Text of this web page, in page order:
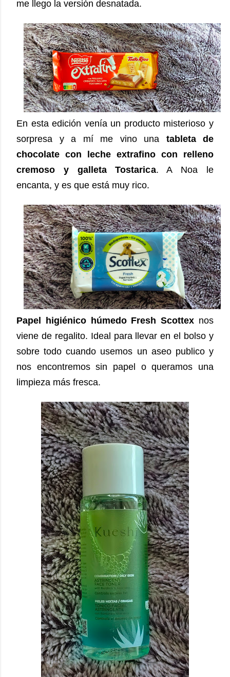
me llego la versión desnatada.
En esta edición venía un producto misterioso y
sorpresa y a mí me vino una tableta de
chocolate con leche extrafino con relleno
cremoso y galleta Tostarica. A Noa le
encanta, y es que está muy rico.
Papel higiénico húmedo Fresh Scottex nos
viene de regalito. Ideal para llevar en el bolso y
sobre todo cuando usemos un aseo publico y
nos encontremos sin papel o queramos una
limpieza más fresca.